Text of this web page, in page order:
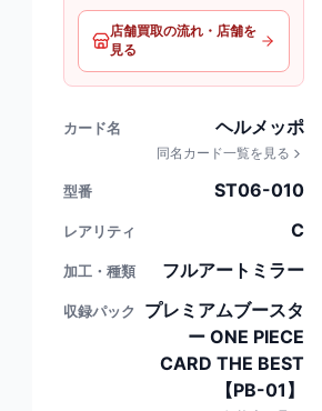
店舗買取の流れ・店舗を
見る
カード名 ヘルメッポ
同名カード一覧を見る
型番 ST06-010
レアリティ C
加工・種類 フルアートミラー
収録パック
プレミアムブースタ
ー ONE PIECE
CARD THE BEST
【PB-01】